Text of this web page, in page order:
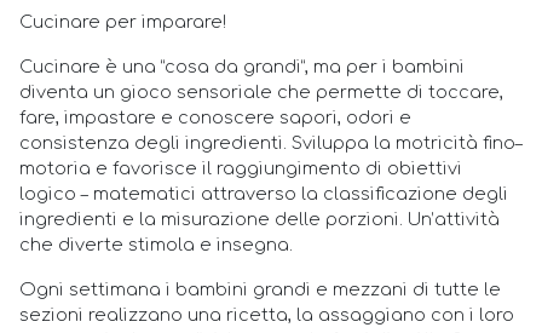
Cucinare per imparare!
Cucinare è una “cosa da grandi”, ma per i bambini
diventa un gioco sensoriale che permette di toccare,
fare, impastare e conoscere sapori, odori e
consistenza degli ingredienti. Sviluppa la motricità fino–
motoria e favorisce il raggiungimento di obiettivi
logico – matematici attraverso la classificazione degli
ingredienti e la misurazione delle porzioni. Un’attività
che diverte stimola e insegna.
Ogni settimana i bambini grandi e mezzani di tutte le
sezioni realizzano una ricetta, la assaggiano con i loro